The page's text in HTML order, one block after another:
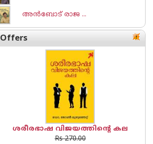
അൻബോട് രാജ ...
Offers
ശരീരഭാഷ വിജയത്തിന്റെ കല
Rs 270.00